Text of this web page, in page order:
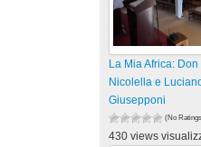
La Mia Africa:
Nicolella e
Giusepponi
(No
430 views